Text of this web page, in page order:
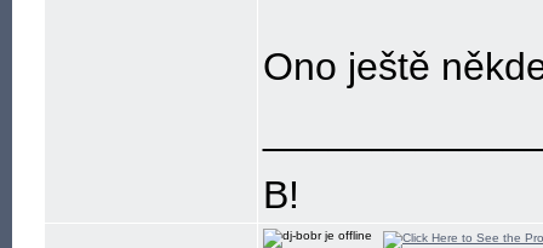
Ono ještě
B!